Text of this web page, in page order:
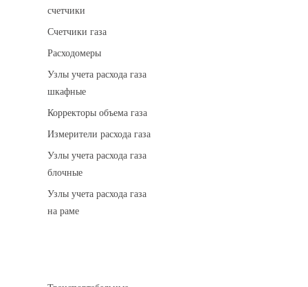
счетчики
Счетчики газа
Расходомеры
Узлы учета расхода газа
шкафные
Корректоры объема газа
Измерители расхода газа
Узлы учета расхода газа
блочные
Узлы учета расхода газа
на раме